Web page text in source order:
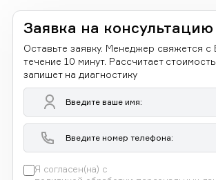
Заявка на консультацию
Оставьте заявку. Менеджер свяжется с
течение 10 минут. Рассчитает
запишет на диагностику
Я согласен(на) с